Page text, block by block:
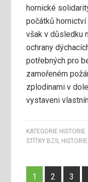
hornické
počátků
však v důsledku
ochrany
potřebných pro
zamořeném
zplodinami v
vystaveni
KATEGORIE: HISTORIE
ŠTÍTKY: BZS, HISTORIE
1 2 3